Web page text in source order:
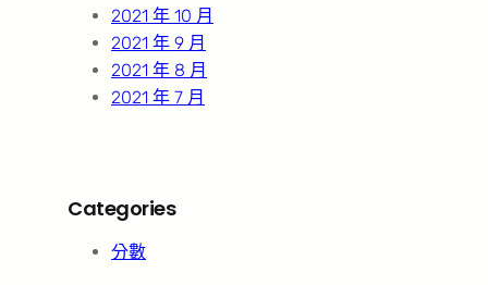
2021 年 10 月
2021 年 9 月
2021 年 8 月
2021 年 7 月
Categories
分數